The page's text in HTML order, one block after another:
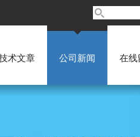
术文章 公司新闻 在线